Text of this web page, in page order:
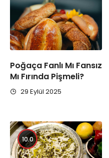
Poğaça Fanlı Mı Fansız
Mı Fırında Pişmeli?
29 Eylül 2025
10.0